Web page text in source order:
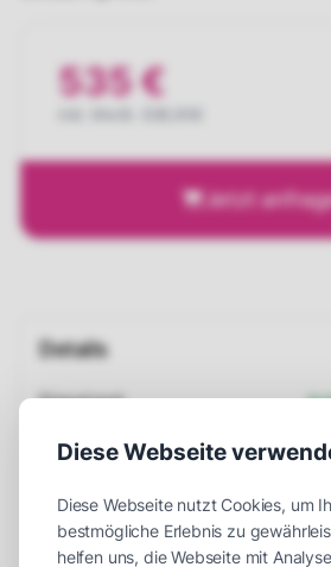
535 €
Jetzt
Details
Einsatzort
Maße (LxBxH)
Aufbauzeit
Diese Webseite
Diese Webseite nutzt Cookies, um
bestmögliche Erlebnis zu
helfen uns, die Webseite mit